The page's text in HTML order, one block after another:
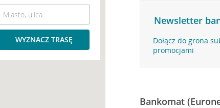
Newsletter
Dołącz do grona
promocjami
Bankomat
WYZNACZ TRASĘ